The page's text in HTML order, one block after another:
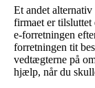
Et andet
firmaet er
e-forretningen
forretningen tit
vedtægterne på
hjælp, når du